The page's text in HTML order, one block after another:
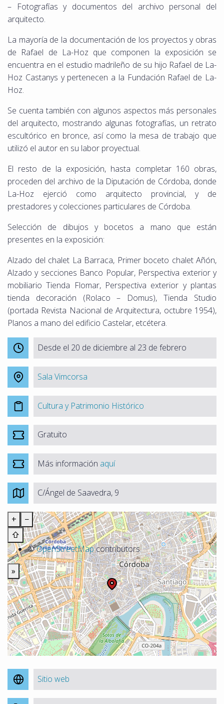
– Fotografías y documentos del archivo personal del
arquitecto.
La mayoría de la documentación de los proyectos y obras
de Rafael de La-Hoz que componen la exposición se
encuentra en el estudio madrileño de su hijo Rafael de La-
Hoz Castanys y pertenecen a la Fundación Rafael de La-
Hoz.
Se cuenta también con algunos aspectos más personales
del arquitecto, mostrando algunas fotografías, un retrato
escultórico en bronce, así como la mesa de trabajo que
utilizó el autor en su labor proyectual.
El resto de la exposición, hasta completar 160 obras,
proceden del archivo de la Diputación de Córdoba, donde
La-Hoz ejerció como arquitecto provincial, y de
prestadores y colecciones particulares de Córdoba.
Selección de dibujos y bocetos a mano que están
presentes en la exposición:
Alzado del chalet La Barraca, Primer boceto chalet Añón,
Alzado y secciones Banco Popular, Perspectiva exterior y
mobiliario Tienda Flomar, Perspectiva exterior y plantas
tienda decoración (Rolaco – Domus), Tienda Studio
(portada Revista Nacional de Arquitectura, octubre 1954),
Planos a mano del edificio Castelar, etcétera.
Desde el 20 de diciembre al 23 de febrero
Sala Vimcorsa
Cultura y Patrimonio Histórico
Gratuito
Más información aquí
C/Ángel de Saavedra, 9
+
−
⇧
©OpenStreetMapcontributors.
»
Sitio web